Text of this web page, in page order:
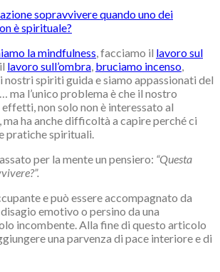
la mindfulness, facciamo il lavoro sul
lavoro sull’ombra, bruciamo incenso,
nostri spiriti guida e siamo appassionati del
ma l’unico problema è che il nostro
non solo non è interessato al
ha anche difficoltà a capire perché ci
pratiche spirituali.
per la mente un pensiero: “Questa
e può essere accompagnato da
emotivo o persino da una
incombente. Alla fine di questo articolo
una parvenza di pace interiore e di